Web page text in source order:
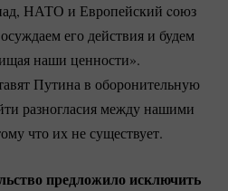
НАТО и Европейский cоюз
его действия и будем
наши ценности».
Путина в оборонительную
разногласия между нашими
что их не существует.
предложило исключить